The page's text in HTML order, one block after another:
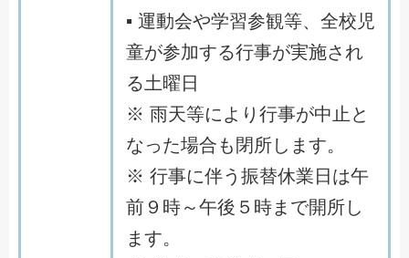
▪ 運動会や学習参観等、全校児
童が参加する行事が実施され
る土曜日
※ 雨天等により行事が中止と
なった場合も閉所します。
※ 行事に伴う振替休業日は午
前９時～午後５時まで開所し
ます。